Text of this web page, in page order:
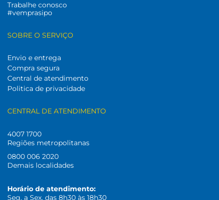
Trabalhe conosco
#vemprasipo
SOBRE O SERVIÇO
Envio e entrega
Compra segura
Central de atendimento
Politica de privacidade
CENTRAL DE ATENDIMENTO
4007 1700
Regiões metropolitanas
0800 006 2020
Demais localidades
Horário de atendimento:
Seg. a Sex. das 8h30 às 18h30